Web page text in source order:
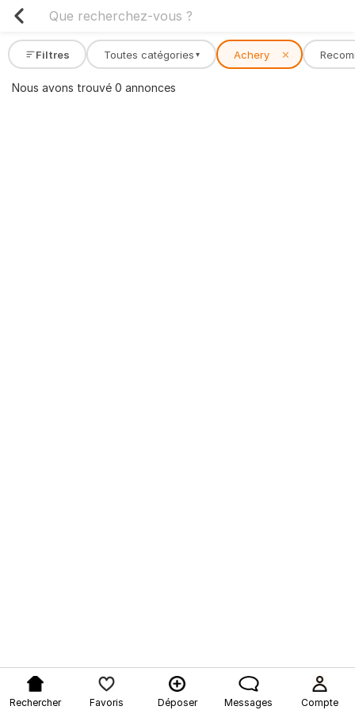
Filtres Toutes catégories ▾ Achery ✕
Nous avons trouvé 0 annonces
Rechercher Favoris Déposer Messages Compte